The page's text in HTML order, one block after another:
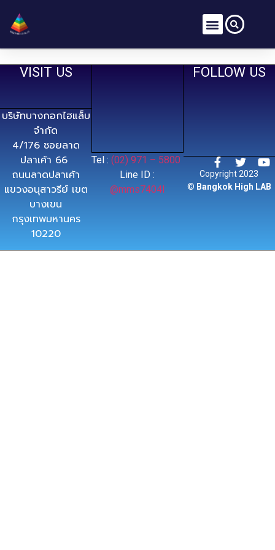
VISIT US
บริษัทบางกอกไฮแล็บ
จำกัด
4/176 ซอยลาด
ปลาเค้า 66
ถนนลาดปลาเค้า
แขวงอนุสาวรีย์ เขต
บางเขน
กรุงเทพมหานคร
10220
Tel :(02) 971 – 5800
Line ID :
@mms7404l
FOLLOW US
Copyright 2023
© Bangkok High LAB